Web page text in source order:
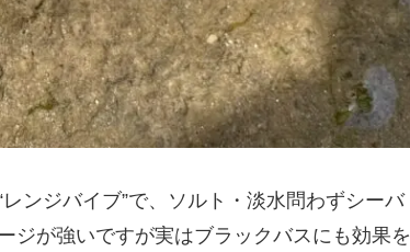
ンジバイブ”で、ソルト・淡水問わずシーバ
ジが強いですが実はブラックバスにも効果を